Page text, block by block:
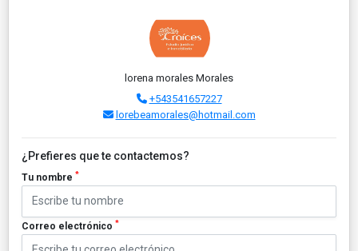
lorena morales Morales
+543541657227
lorebeamorales@hotmail.com
¿Prefieres que te contactemos?
Tu nombre *
Correo electrónico *